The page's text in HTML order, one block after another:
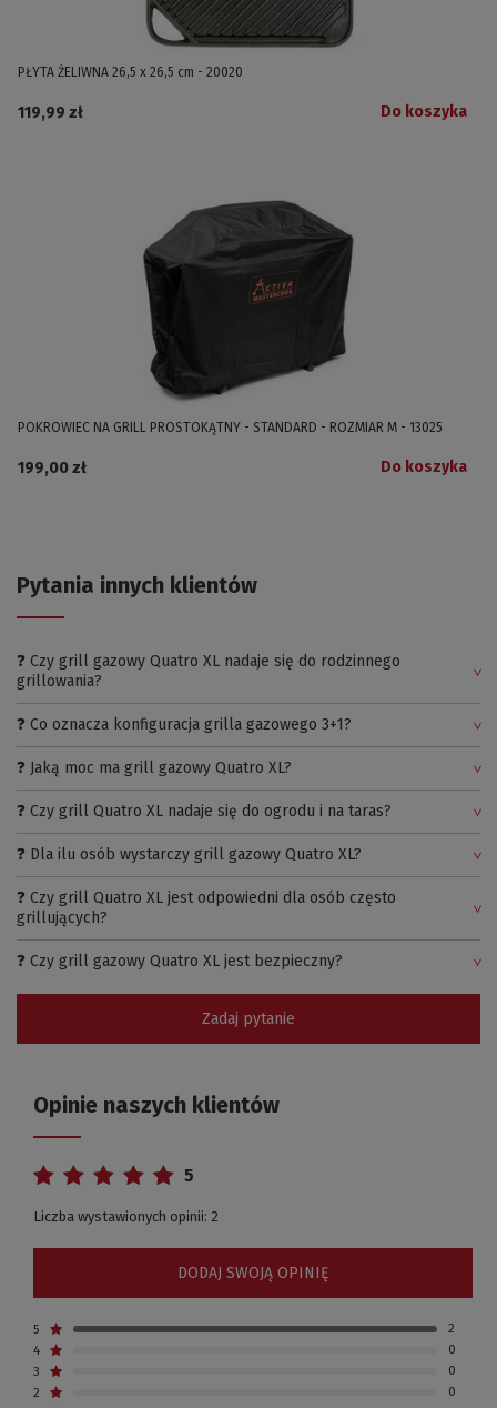
PŁYTA ŻELIWNA 26,5 x 26,5 cm - 20020
119,99 zł Do koszyka
POKROWIEC NA GRILL PROSTOKĄTNY - STANDARD - ROZMIAR M - 13025
199,00 zł Do koszyka
Pytania innych klientów
❓ Czy grill gazowy Quatro XL nadaje się do rodzinnego
grillowania?
❓ Co oznacza konfiguracja grilla gazowego 3+1?
❓ Jaką moc ma grill gazowy Quatro XL?
❓ Czy grill Quatro XL nadaje się do ogrodu i na taras?
❓ Dla ilu osób wystarczy grill gazowy Quatro XL?
❓ Czy grill Quatro XL jest odpowiedni dla osób często
grillujących?
❓ Czy grill gazowy Quatro XL jest bezpieczny?
Zadaj pytanie
Opinie naszych klientów
5
Liczba wystawionych opinii: 2
DODAJ SWOJĄ OPINIĘ
5
2
4
0
3
0
2
0